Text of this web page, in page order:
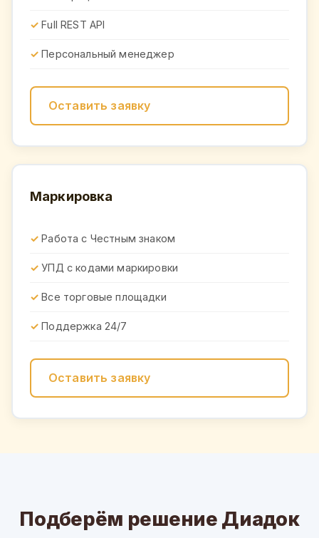
Full REST API
Персональный менеджер
Оставить заявку
Маркировка
Работа с Честным знаком
УПД с кодами маркировки
Все торговые площадки
Поддержка 24/7
Оставить заявку
Подберём решение Диадок